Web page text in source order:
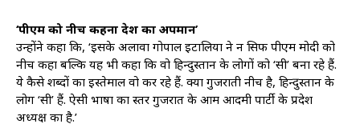
‘पीएम को नीच कहना देश का अपमान’
उन्होंने कहा कि, ‘इसके अलावा गोपाल इटालिया ने न सिर्फ पीएम मोदी को
नीच कहा बल्कि यह भी कहा कि वो हिन्दुस्तान के लोगों को ‘सी’ बना रहे हैं.
ये कैसे शब्दों का इस्तेमाल वो कर रहे हैं. क्या गुजराती नीच है, हिन्दुस्तान के
लोग ‘सी’ हैं. ऐसी भाषा का स्तर गुजरात के आम आदमी पार्टी के प्रदेश
अध्यक्ष का है.’